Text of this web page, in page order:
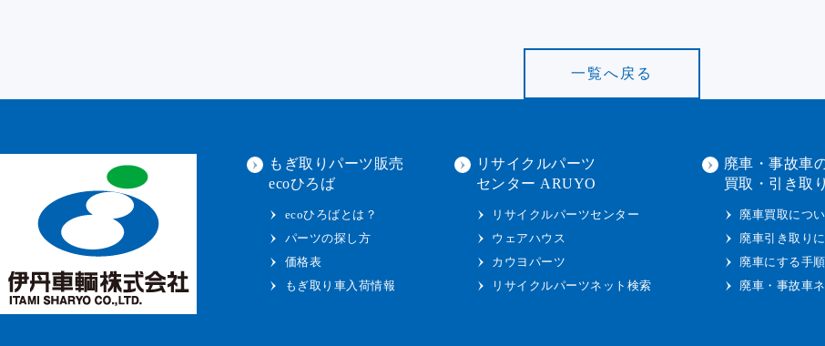
一覧へ戻る
もぎ取りパーツ販売
ecoひろば
ecoひろばとは？
パーツの探し方
価格表
もぎ取り車入荷情報
リサイクルパーツ
センター ARUYO
リサイクルパーツセンター
ウェアハウス
カウヨパーツ
リサイクルパーツネット検索
廃車・事故車
買取・引き取り
廃車買取につ
廃車引き取り
廃車にする手順
廃車・事故車